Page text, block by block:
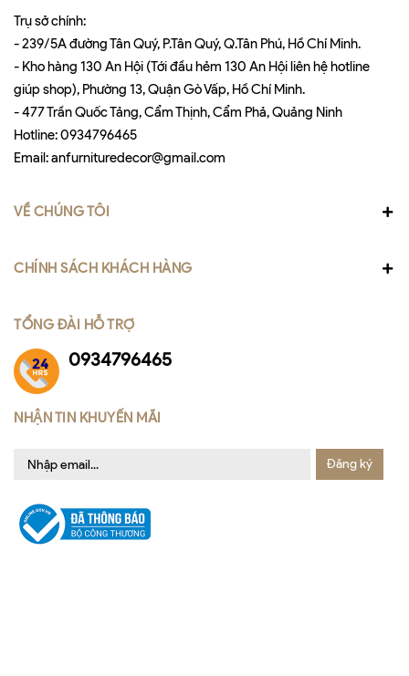
Trụ sở chính:
- 239/5A đường Tân Quý, P.Tân Quý, Q.Tân Phú, Hồ Chí Minh.
- Kho hàng 130 An Hội (Tới đầu hẻm 130 An Hội liên hệ hotline
giúp shop), Phường 13, Quận Gò Vấp, Hồ Chí Minh.
- 477 Trần Quốc Tảng, Cẩm Thịnh, Cẩm Phả, Quảng Ninh
Hotline:0934796465
Email:anfurnituredecor@gmail.com
VỀ CHÚNG TÔI
CHÍNH SÁCH KHÁCH HÀNG
TỔNG ĐÀI HỖ TRỢ
0934796465
NHẬN TIN KHUYẾN MÃI
Đăng ký